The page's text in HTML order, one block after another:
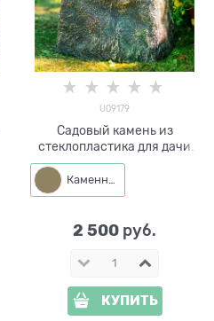
U09179
Садовый камень из
стеклопластика для дачи
U09179 ширина 35 см
Каменный
2 500 руб.
КУПИТЬ